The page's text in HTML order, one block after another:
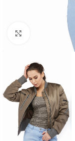
Click to enlarge